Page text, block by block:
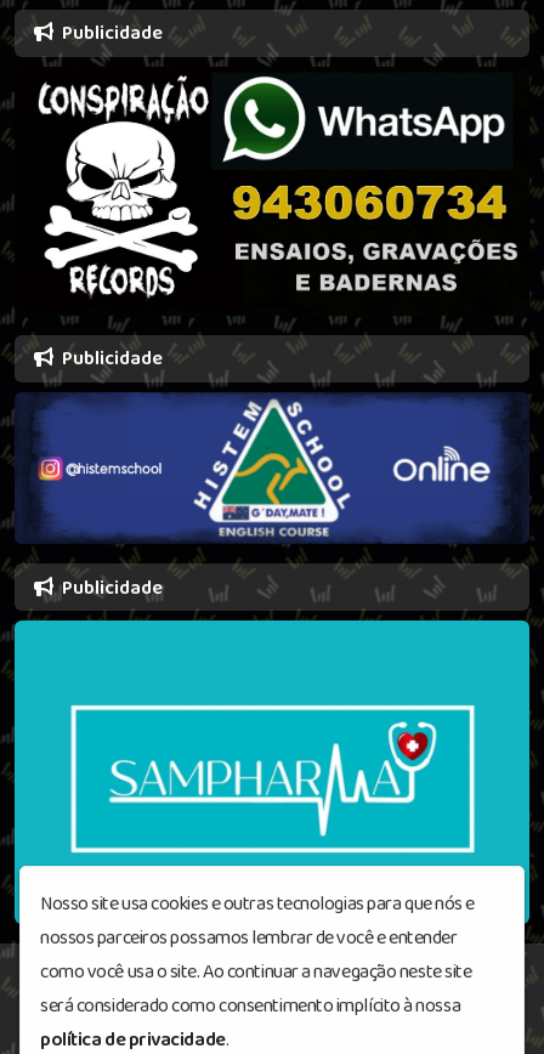
Publicidade
Publicidade
Publicidade
Nosso site usa cookies e outras tecnologias para que nós e
nossos parceiros possamos lembrar de você e entender
como você usa o site. Ao continuar a navegação neste site
será considerado como consentimento implícito à nossa
política de privacidade.
Radioblackoutrock© Todos os direitos